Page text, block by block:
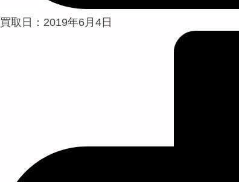
買取日：2019年6月4日